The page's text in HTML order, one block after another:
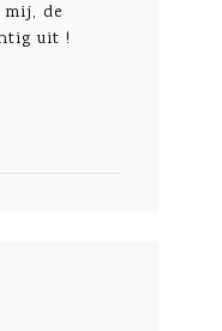
de
uit !